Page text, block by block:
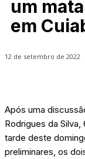
um
em
12 de setembro de 2022
Após uma
Rodrigues da
tarde deste
preliminares, os